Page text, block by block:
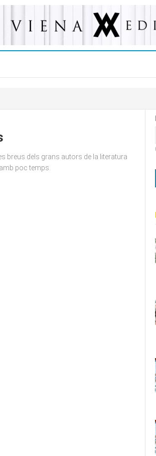
breus dels grans autors de la literatura
poc temps.